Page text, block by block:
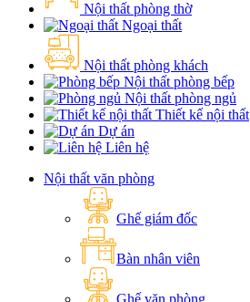
Nội thất phòng thờ
Ngoại thất
Nội thất phòng khách
Nội thất phòng bếp
Nội thất phòng ngủ
Thiết kế nội thất
Dự án
Liên hệ
Nội thất văn phòng
Ghế giám đốc
Bàn nhân viên